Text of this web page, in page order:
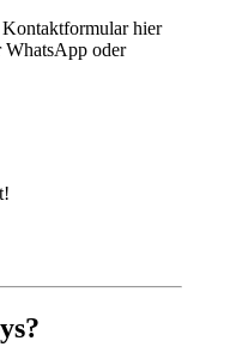
Kontaktformular hier
WhatsApp oder